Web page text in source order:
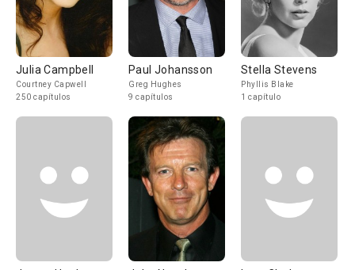
Julia Campbell
Courtney Capwell
250 capítulos
Paul Johansson
Greg Hughes
9 capítulos
Stella Stevens
Phyllis Blake
1 capítulo